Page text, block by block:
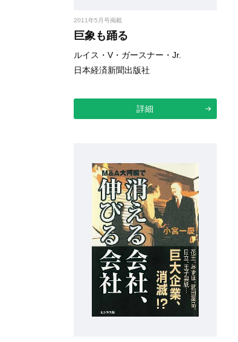
2011年5月号掲載
巨象も踊る
ルイス・V・ガースナー・Jr.
日本経済新聞出版社
詳細